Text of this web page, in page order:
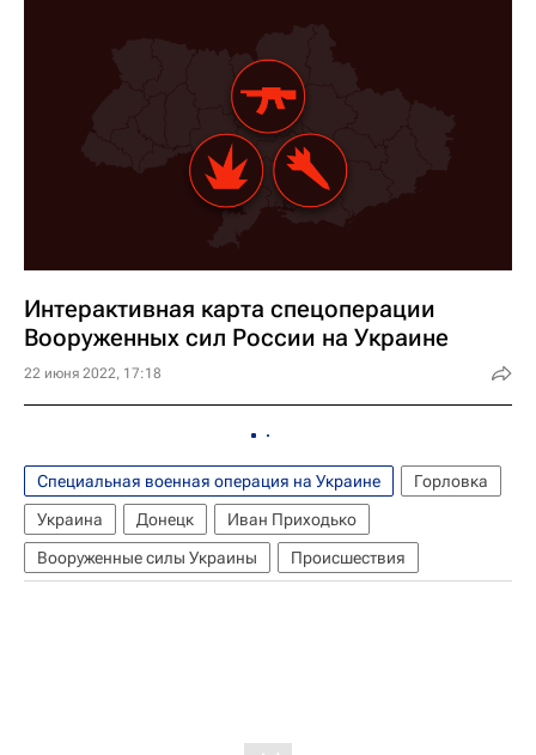
Интерактивная карта спецоперации
Вооруженных сил России на Украине
22 июня 2022, 17:18
Специальная военная операция на Украине
Горловка
Украина
Донецк
Иван Приходько
Вооруженные силы Украины
Происшествия